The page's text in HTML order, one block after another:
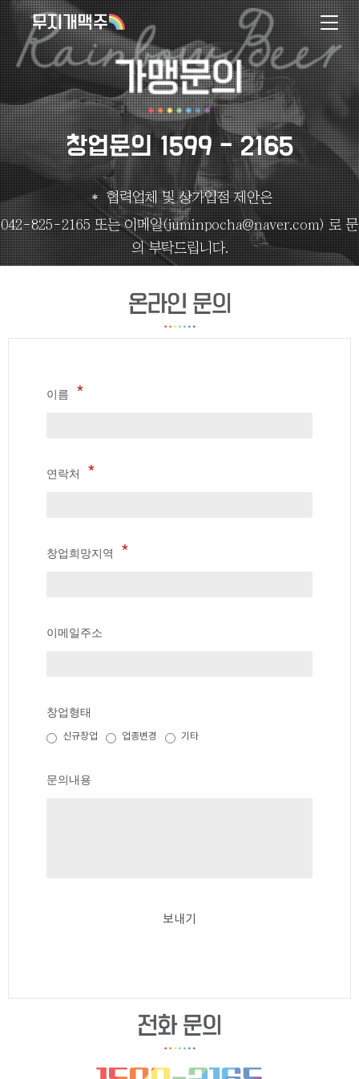
창업문의 1599 - 2165
* 협력업체 및 상가입점 제안은
042-825-2165 또는 이메일(juminpocha@naver.com) 로 문
의 부탁드립니다.
이름
연락처
창업희망지역
이메일주소
창업형태
신규창업 업종변경 기타
문의내용
보내기